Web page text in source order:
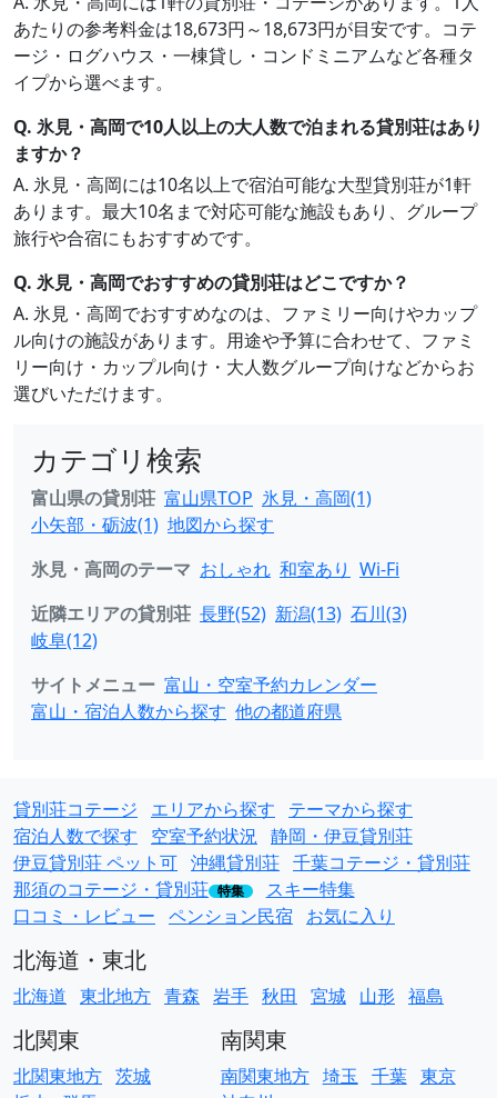
あたりの参考料金は18,673円～18,673円が目安です。コテ
ージ・ログハウス・一棟貸し・コンドミニアムなど各種タ
イプから選べます。
Q. 氷見・高岡で10人以上の大人数で泊まれる貸別荘はあり
ますか？
A. 氷見・高岡には10名以上で宿泊可能な大型貸別荘が1軒
あります。最大10名まで対応可能な施設もあり、グループ
旅行や合宿にもおすすめです。
Q. 氷見・高岡でおすすめの貸別荘はどこですか？
A. 氷見・高岡でおすすめなのは、ファミリー向けやカップ
ル向けの施設があります。用途や予算に合わせて、ファミ
リー向け・カップル向け・大人数グループ向けなどからお
選びいただけます。
カテゴリ検索
富山県の貸別荘 富山県TOP 氷見・高岡(1)
小矢部・砺波(1) 地図から探す
氷見・高岡のテーマ おしゃれ 和室あり Wi-Fi
近隣エリアの貸別荘 長野(52) 新潟(13) 石川(3)
岐阜(12)
サイトメニュー 富山・空室予約カレンダー
富山・宿泊人数から探す 他の都道府県
貸別荘コテージ エリアから探す
テーマから探す
宿泊人数で探す
空室予約状況 静岡・伊豆貸別荘
伊豆貸別荘 ペット可 沖縄貸別荘 千葉コテージ・貸別荘
那須のコテージ・貸別荘 特集
スキー特集
口コミ・レビュー ペンション民宿 お気に入り
北海道・東北
北海道 東北地方 青森 岩手 秋田 宮城 山形 福島
北関東
北関東地方 茨城
南関東
南関東地方 埼玉 千葉 東京